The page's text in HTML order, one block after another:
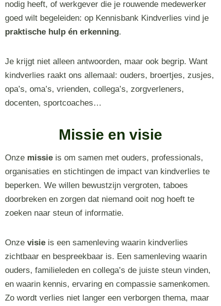
nodig heeft, of werkgever die je rouwende medewerker
goed wilt begeleiden: op Kennisbank Kindverlies vind je
praktische hulp én erkenning.
Je krijgt niet alleen antwoorden, maar ook begrip. Want
kindverlies raakt ons allemaal: ouders, broertjes, zusjes,
opa’s, oma’s, vrienden, collega’s, zorgverleners,
docenten, sportcoaches…
Missie en visie
Onze missie is om samen met ouders, professionals,
organisaties en stichtingen de impact van kindverlies te
beperken. We willen bewustzijn vergroten, taboes
doorbreken en zorgen dat niemand ooit nog hoeft te
zoeken naar steun of informatie.
Onze visie is een samenleving waarin kindverlies
zichtbaar en bespreekbaar is. Een samenleving waarin
ouders, familieleden en collega’s de juiste steun vinden,
en waarin kennis, ervaring en compassie samenkomen.
Zo wordt verlies niet langer een verborgen thema, maar